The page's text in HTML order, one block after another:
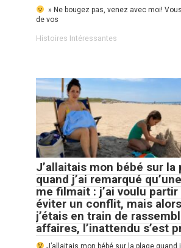
» Ne bougez pas, venez avec moi!
de vos
Histoires Intéressantes
J’allaitais mon bébé sur la
quand j’ai remarqué
me filmait : j’ai voulu
éviter un conflit, mais
j’étais en train de
affaires, l’inattendu s’est
J’allaitais mon bébé sur la plage quand